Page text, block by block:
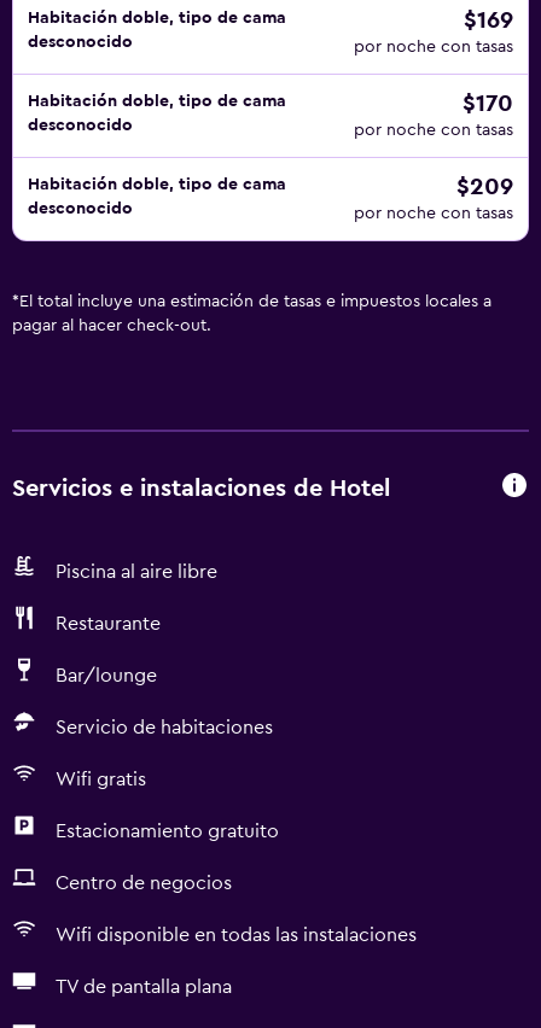
Habitación doble, tipo de cama
desconocido
$169
por noche con tasas
Habitación doble, tipo de cama
desconocido
$170
por noche con tasas
Habitación doble, tipo de cama
desconocido
$209
por noche con tasas
* El total incluye una estimación de tasas e impuestos locales a
pagar al hacer check-out.
Servicios e instalaciones de Hotel
Piscina al aire libre
Restaurante
Bar/lounge
Servicio de habitaciones
Wifi gratis
Estacionamiento gratuito
Centro de negocios
Wifi disponible en todas las instalaciones
TV de pantalla plana